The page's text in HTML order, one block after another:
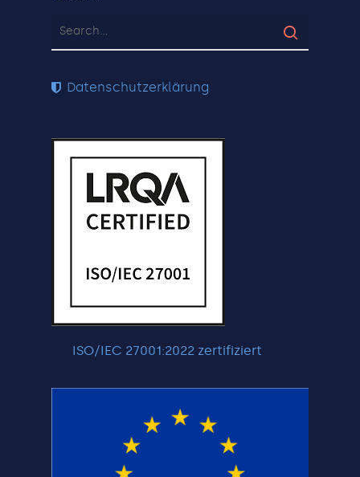
Datenschutzerklärung
ISO/IEC 27001:2022 zertifiziert